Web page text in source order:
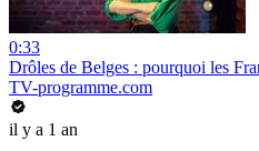
0:33
Drôles de Belges : pourquoi les
TV-programme.com
il y a 1 an